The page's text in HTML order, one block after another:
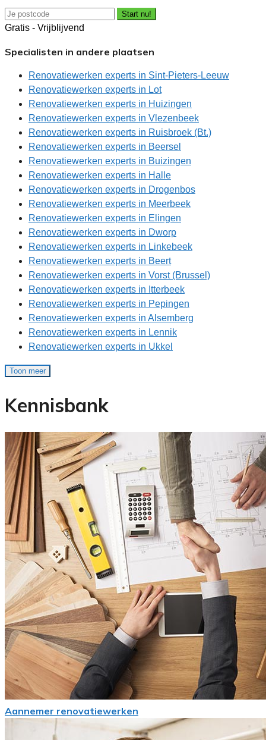
Start nu!
Gratis - Vrijblijvend
Specialisten in andere plaatsen
Renovatiewerken experts in Sint-Pieters-Leeuw
Renovatiewerken experts in Lot
Renovatiewerken experts in Huizingen
Renovatiewerken experts in Vlezenbeek
Renovatiewerken experts in Ruisbroek (Bt.)
Renovatiewerken experts in Beersel
Renovatiewerken experts in Buizingen
Renovatiewerken experts in Halle
Renovatiewerken experts in Drogenbos
Renovatiewerken experts in Meerbeek
Renovatiewerken experts in Elingen
Renovatiewerken experts in Dworp
Renovatiewerken experts in Linkebeek
Renovatiewerken experts in Beert
Renovatiewerken experts in Vorst (Brussel)
Renovatiewerken experts in Itterbeek
Renovatiewerken experts in Pepingen
Renovatiewerken experts in Alsemberg
Renovatiewerken experts in Lennik
Renovatiewerken experts in Ukkel
Toon meer
Kennisbank
Aannemer renovatiewerken